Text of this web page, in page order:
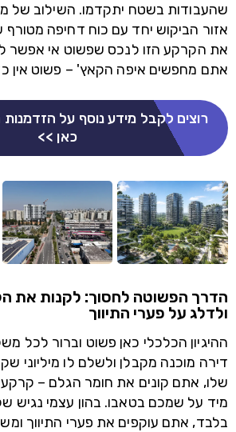
שהעבודות בשטח יתקדמו. השילוב של
אזור הביקוש יחד עם כוח דחיפה
את הקרקע הזו לנכס שפשוט אי אפשר
אתם מחפשים איפה הקאץ' – פשוט אין
רוצים לקבל מידע נוסף על
כאן >>
הדרך הפשוטה לחסוך: לקנות את
ולדלג על פערי התיווך
ההיגיון הכלכלי כאן פשוט וברור לכל
דירה מוכנה מקבלן ולשלם לו מיליוני
שלו, אתם קונים את חומר הגלם –
בלבד, אתם עוקפים את פערי התיווך